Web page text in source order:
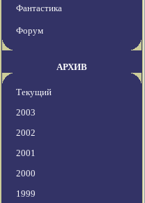
Фантастика
Форум
АРХИВ
Текущий
2003
2002
2001
2000
1999